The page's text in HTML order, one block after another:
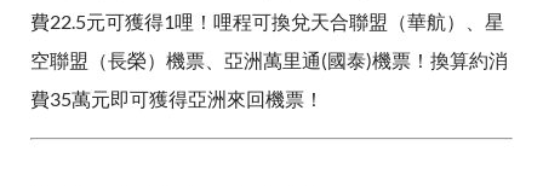
費22.5元可獲得1哩！哩程可換兌天合聯盟（華航）、星
空聯盟（長榮）機票、亞洲萬里通(國泰)機票！換算約消
費35萬元即可獲得亞洲來回機票！